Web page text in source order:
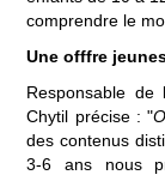
comprendre le
Une offfre
Responsable de
Chytil précise : "
des contenus
3-6 ans nous